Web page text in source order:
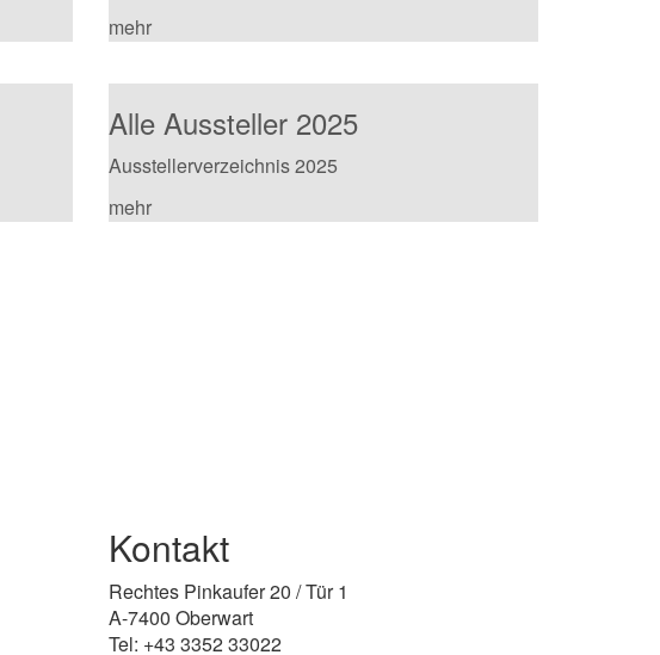
mehr
Alle Aussteller 2025
Ausstellerverzeichnis 2025
mehr
Kontakt
Rechtes Pinkaufer 20 / Tür 1
A-7400 Oberwart
Tel: +43 3352 33022